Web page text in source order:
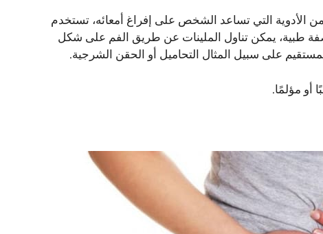
الأدوية التي تساعد الشخص على إفراغ أمعائه، تستخدم
طبية، يمكن تناول الملينات عن طريق الفم على شكل
على سبيل المثال التحاميل أو الحقن الشرجية.
أو مؤلمًا.